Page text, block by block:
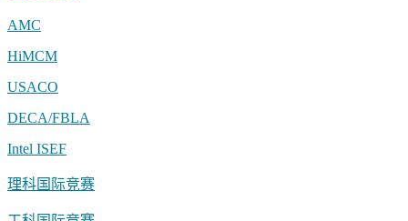
AMC
HiMCM
USACO
DECA/FBLA
Intel ISEF
理科国际竞赛